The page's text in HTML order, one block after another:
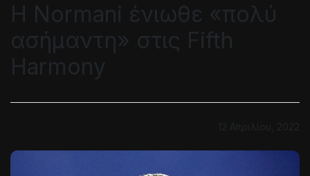
Η Normani ένιωθε «πολύ
ασήμαντη» στις Fifth
Harmony
12 Απριλίου, 2022